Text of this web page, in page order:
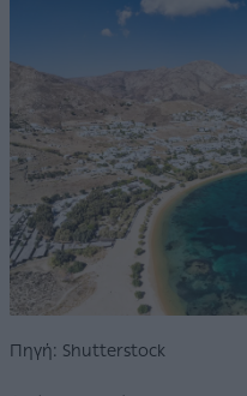
Πηγή: Shutterstock